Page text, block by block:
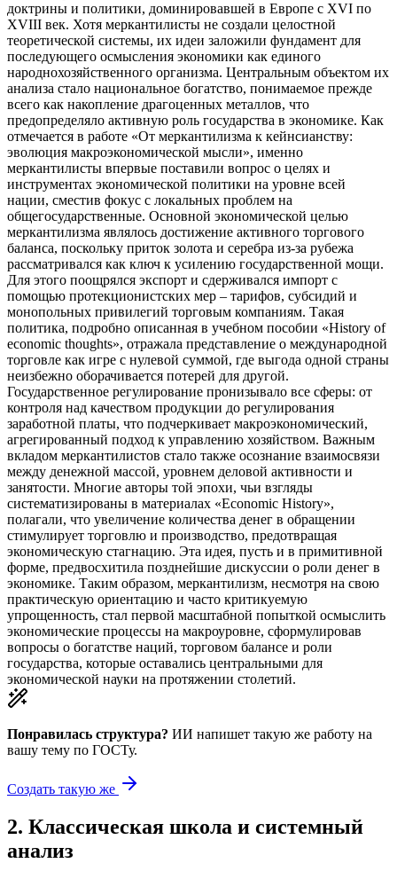
доктрины и политики, доминировавшей в Европе с XVI по
XVIII век. Хотя меркантилисты не создали целостной
теоретической системы, их идеи заложили фундамент для
последующего осмысления экономики как единого
народнохозяйственного организма. Центральным объектом их
анализа стало национальное богатство, понимаемое прежде
всего как накопление драгоценных металлов, что
предопределяло активную роль государства в экономике. Как
отмечается в работе «От меркантилизма к кейнсианству:
эволюция макроэкономической мысли», именно
меркантилисты впервые поставили вопрос о целях и
инструментах экономической политики на уровне всей
нации, сместив фокус с локальных проблем на
общегосударственные. Основной экономической целью
меркантилизма являлось достижение активного торгового
баланса, поскольку приток золота и серебра из-за рубежа
рассматривался как ключ к усилению государственной мощи.
Для этого поощрялся экспорт и сдерживался импорт с
помощью протекционистских мер – тарифов, субсидий и
монопольных привилегий торговым компаниям. Такая
политика, подробно описанная в учебном пособии «History of
economic thoughts», отражала представление о международной
торговле как игре с нулевой суммой, где выгода одной страны
неизбежно оборачивается потерей для другой.
Государственное регулирование пронизывало все сферы: от
контроля над качеством продукции до регулирования
заработной платы, что подчеркивает макроэкономический,
агрегированный подход к управлению хозяйством. Важным
вкладом меркантилистов стало также осознание взаимосвязи
между денежной массой, уровнем деловой активности и
занятости. Многие авторы той эпохи, чьи взгляды
систематизированы в материалах «Economic History»,
полагали, что увеличение количества денег в обращении
стимулирует торговлю и производство, предотвращая
экономическую стагнацию. Эта идея, пусть и в примитивной
форме, предвосхитила позднейшие дискуссии о роли денег в
экономике. Таким образом, меркантилизм, несмотря на свою
практическую ориентацию и часто критикуемую
упрощенность, стал первой масштабной попыткой осмыслить
экономические процессы на макроуровне, сформулировав
вопросы о богатстве наций, торговом балансе и роли
государства, которые оставались центральными для
экономической науки на протяжении столетий.
Понравилась структура? ИИ напишет такую же работу на
вашу тему по ГОСТу.
Создать такую же
2. Классическая школа и системный
анализ